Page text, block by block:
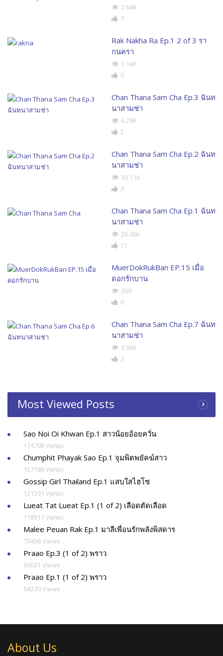
2.64K
7
Rak Nakha Ra Ep.1 2 of 3 รา
กนครา
1.14K
0
Chan Thana Sam Cha Ep.3 ฉันท
นาสามช่า
6.29K
2
Chan Thana Sam Cha Ep.2 ฉันท
นาสามช่า
10.11K
3
Chan Thana Sam Cha Ep.1 ฉันท
นาสามช่า
26.36K
11
MuerDokRukBan EP.15 เมื่อ
ดอกรักบาน
369
0
Chan Thana Sam Cha Ep.7 ฉันท
นาสามช่า
3.93K
3
Most Viewed Posts
Sao Noi Oi Khwan Ep.1 สาวน้อยอ้อยควั่น
174708 Views
Chumphit Phayak Sao Ep.1 จุมพิตพยัคฆ์สาว
157180 Views
Gossip Girl Thailand Ep.1 แสบใสไฮโซ
121391 Views
Lueat Tat Lueat Ep.1 (1 of 2) เลือดตัดเลือด
118911 Views
Malee Peuan Rak Ep.1 มาลีเพื่อนรักพลังพิสดาร
73436 Views
Praao Ep.3 (1 of 2) พราว
69031 Views
Praao Ep.1 (1 of 2) พราว
64270 Views
About Us